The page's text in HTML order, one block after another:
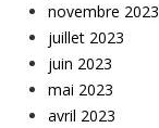
novembre 2023
juillet 2023
juin 2023
mai 2023
avril 2023